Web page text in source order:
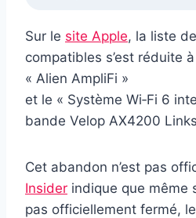
Sur le site Apple, la liste
compatibles s’est réduite
« Alien AmpliFi »
et le « Système Wi‑Fi 6
bande Velop AX4200
Cet abandon n’est pas
Insider indique que même
pas officiellement fermé,